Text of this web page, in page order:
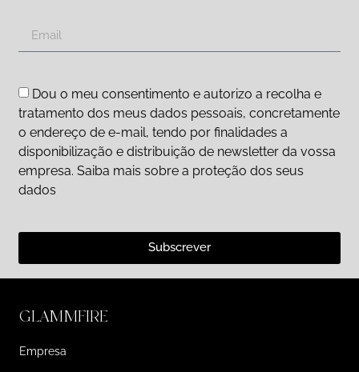
Dou o meu consentimento e autorizo a recolha e
tratamento dos meus dados pessoais, concretamente
o endereço de e-mail, tendo por finalidades a
disponibilização e distribuição de newsletter da vossa
empresa. Saiba mais sobre a proteção dos seus
dados
Subscrever
GLAMMFIRE
Empresa